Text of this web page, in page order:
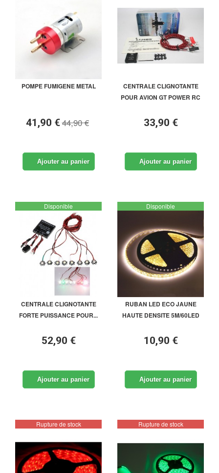
POMPE FUMIGENE METAL
41,90 €44,90 €
Ajouter au panier
CENTRALE CLIGNOTANTE
POUR AVION GT POWER RC
33,90 €
Ajouter au panier
Disponible
CENTRALE CLIGNOTANTE
FORTE PUISSANCE POUR...
52,90 €
Ajouter au panier
Disponible
RUBAN LED ECO JAUNE
HAUTE DENSITE 5M/60LED
10,90 €
Ajouter au panier
Rupture de stock Rupture de stock